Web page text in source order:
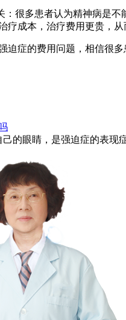
：很多患者认为精神病是
疗成本，治疗费用更贵，从
迫症的费用问题，相信很
的眼睛，是强迫症的表现